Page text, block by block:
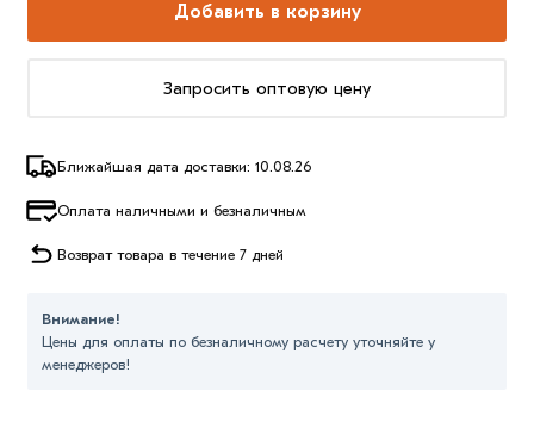
Ближайшая дата доставки: 10.08.26
Оплата наличными и безналичным
Возврат товара в течение 7 дней
Внимание!
Цены для оплаты по безналичному расчету уточняйте у
менеджеров!
Добавить в корзину
Запросить оптовую цену